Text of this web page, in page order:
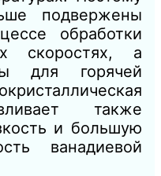
подвержены
обработки
скоростях, а
для горячей
также
и большую
ванадиевой